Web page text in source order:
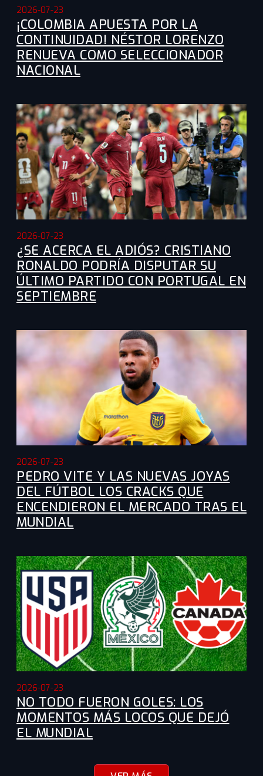
2026-07-23
¡COLOMBIA APUESTA POR LA
CONTINUIDAD! NÉSTOR LORENZO
RENUEVA COMO SELECCIONADOR
NACIONAL
2026-07-23
¿SE ACERCA EL ADIÓS? CRISTIANO
RONALDO PODRÍA DISPUTAR SU
ÚLTIMO PARTIDO CON PORTUGAL EN
SEPTIEMBRE
2026-07-23
PEDRO VITE Y LAS NUEVAS JOYAS
DEL FÚTBOL LOS CRACKS QUE
ENCENDIERON EL MERCADO TRAS EL
MUNDIAL
2026-07-23
NO TODO FUERON GOLES: LOS
MOMENTOS MÁS LOCOS QUE DEJÓ
EL MUNDIAL